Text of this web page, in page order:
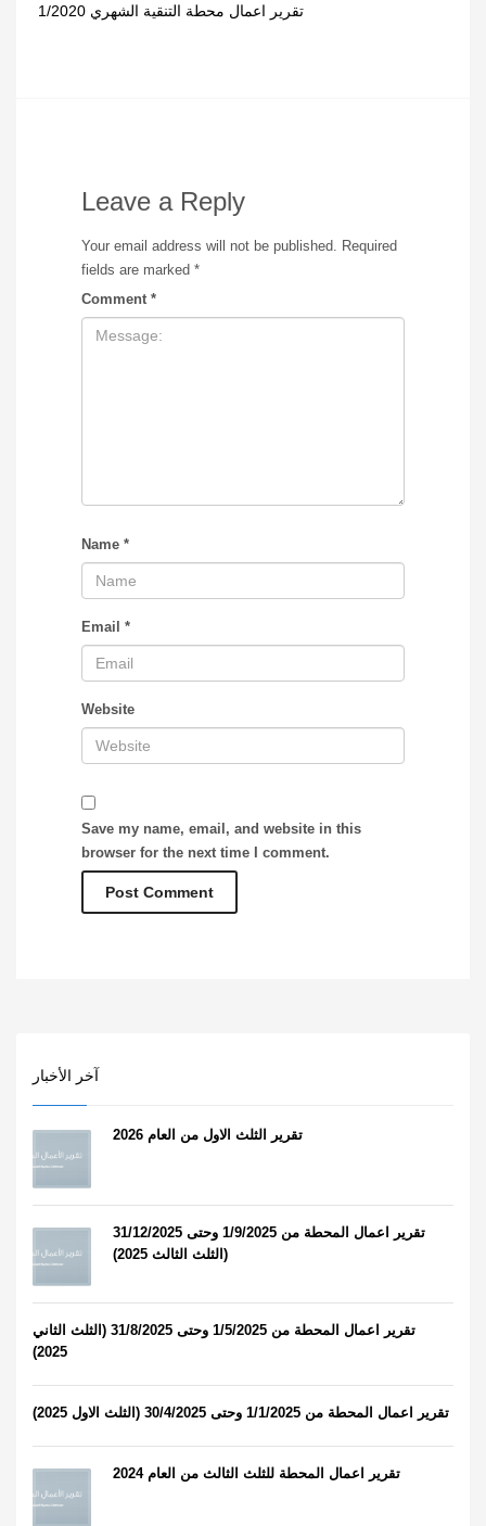
تقرير اعمال محطة التنقية الشهري 1/2020
Leave a Reply
Your email address will not be published. Required
fields are marked *
Comment *
Name *
Email *
Website
Save my name, email, and website in this
browser for the next time I comment.
آخر الأخبار
تقرير الثلث الاول من العام 2026
تقرير اعمال المحطة من 1/9/2025 وحتى 31/12/2025
(الثلث الثالث 2025)
تقرير اعمال المحطة من 1/5/2025 وحتى 31/8/2025 (الثلث الثاني
2025)
تقرير اعمال المحطة من 1/1/2025 وحتى 30/4/2025 (الثلث الاول 2025)
تقرير اعمال المحطة للثلث الثالث من العام 2024